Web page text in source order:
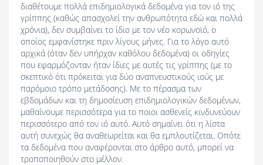
διαθέτουμε πολλά επιδημιολογικά δεδομένα για τον ιό της
γρίππης (καθώς απασχολεί την ανθρωπότητα εδώ και πολλά
χρόνια), δεν συμβαίνει το ίδιο με τον νέο κορωνοϊό, ο
οποίος εμφανίστηκε πριν λίγους μήνες. Για το λόγο αυτό
αρχικά (όταν δεν υπήρχαν καθόλου δεδομένα) οι οδηγίες
που εφαρμόζονταν ήταν ίδιες με αυτές τις γρίππης (με το
σκεπτικό ότι πρόκειται για δύο αναπνευστικούς ιούς με
παρόμοιο τρόπο μετάδοσης). Με το πέρασμα των
εβδομάδων και τη δημοσίευση επιδημιολογικών δεδομένων,
μαθαίνουμε περισσότερα για το ποιοι ασθενείς κινδυνεύουν
περισσότερο από τον ιό αυτό. Αυτό σημαίνει ότι η λίστα
αυτή συνεχώς θα αναθεωρείται και θα εμπλουτίζεται. Οπότε
τα δεδομένα που αναφέρονται στο άρθρο αυτό, μπορεί να
τροποποιηθούν στο μέλλον.